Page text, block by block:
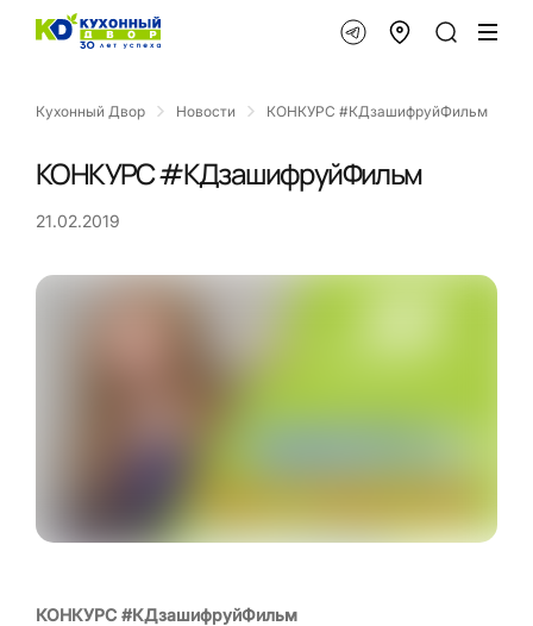
Кухонный Двор Новости КОНКУРС #КДзашифруйФильм
КОНКУРС #КДзашифруйФильм
21.02.2019
КОНКУРС #КДзашифруйФильм